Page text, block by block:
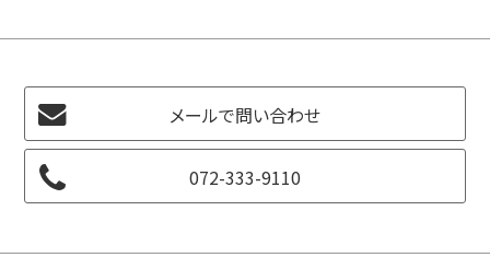
メールで問い合わせ
072-333-9110